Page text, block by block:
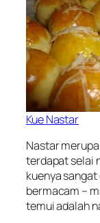
Kue Nastar
Nastar
terdapat selai
kuenya
bermacam –
temui adalah